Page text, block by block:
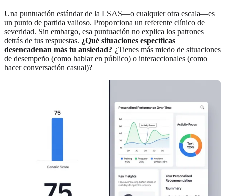
Una puntuación estándar de la LSAS—o cualquier otra escala—es
un punto de partida valioso. Proporciona un referente clínico de
severidad. Sin embargo, esa puntuación no explica los patrones
detrás de tus respuestas. ¿Qué situaciones específicas
desencadenan más tu ansiedad? ¿Tienes más miedo de situaciones
de desempeño (como hablar en público) o interaccionales (como
hacer conversación casual)?